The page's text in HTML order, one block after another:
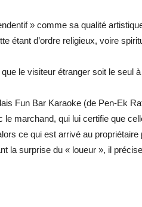
» comme sa qualité
étant d’ordre religieux, voire
le visiteur étranger soit le seul
Fun Bar Karaoke (de Pen-Ek
le marchand, qui lui certifie que
ce qui est arrivé au propriétaire
la surprise du « loueur », il